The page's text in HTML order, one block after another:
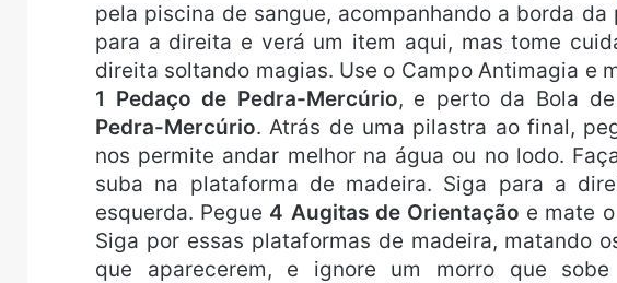
pela piscina de sangue, acompanhando a borda
para a direita e verá um item aqui, mas tome
direita soltando magias. Use o Campo Antimagia e
1 Pedaço de Pedra-Mercúrio, e perto da Bola
Pedra-Mercúrio. Atrás de uma pilastra ao final,
nos permite andar melhor na água ou no lodo.
suba na plataforma de madeira. Siga para a
esquerda. Pegue 4 Augitas de Orientação e mate o
Siga por essas plataformas de madeira, matando
que aparecerem, e ignore um morro que